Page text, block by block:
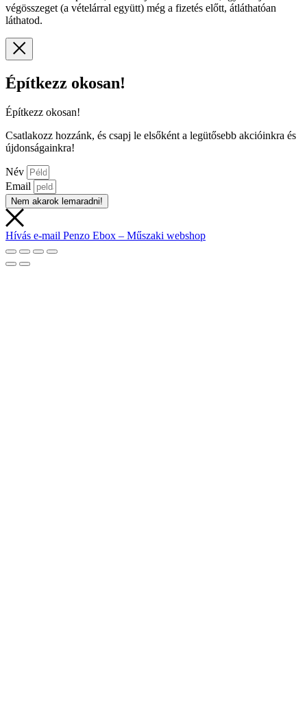
végösszeget (a vételárral együtt) még a fizetés előtt, átláthatóan
láthatod.
Építkezz okosan!
Építkezz okosan!
Csatlakozz hozzánk, és csapj le elsőként a legütősebb akcióinkra és
újdonságainkra!
Név
Email
Nem akarok lemaradni!
Hívás e-mail Penzo Ebox – Műszaki webshop